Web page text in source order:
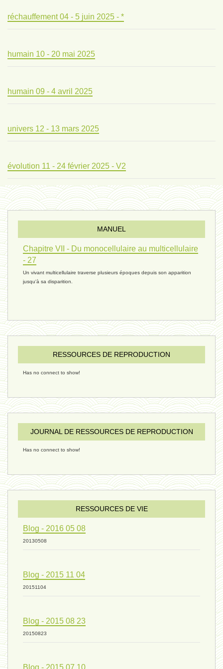
réchauffement 04 - 5 juin 2025 - *
humain 10 - 20 mai 2025
humain 09 - 4 avril 2025
univers 12 - 13 mars 2025
évolution 11 - 24 février 2025 - V2
évolution 10 - 4 février 2025
réconciliations 04 - 26 janvier
réchauffement 03 - 26 janvier 2025
ressources de vie 05 - 23 décembre
humain 08 - 16 décembre 2024
sexualité 06 - 9 octobre 2024
ressources de vie 04 - 26
mode de production industriel 01 -
MANUEL
Chapitre VII - Du monocellulaire au multicellulaire
- 27
Un vivant multicellulaire traverse plusieurs époques depuis son apparition
jusqu'à sa disparition.
RESSOURCES DE REPRODUCTION
Has no connect to show!
JOURNAL DE RESSOURCES DE REPRODUCTION
Has no connect to show!
RESSOURCES DE VIE
Blog - 2016 05 08
20130508
Blog - 2015 11 04
20151104
Blog - 2015 08 23
20150823
Blog - 2015 07 10